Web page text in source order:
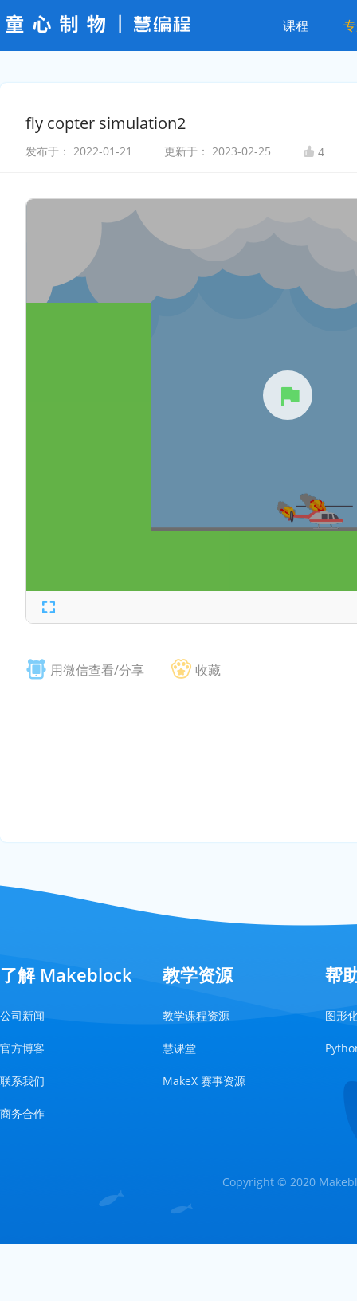
课程
fly copter simulation2
发布于： 2022-01-21 更新于： 2023-02-25 4
用微信查看/分享 收藏
了解 Makeblock
公司新闻
官方博客
联系我们
商务合作
教学资源
教学课程资源
慧课堂
MakeX 赛事资源
帮
图形
Copyright © 2020